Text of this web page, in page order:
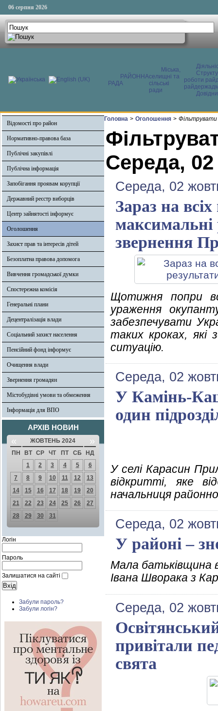
06 серпня 2026
РАЙОННА
РАДА
Міська,
селищні та
сільські
ради
роботи
Відомості про район
Нормативно-правова база
Публічні закупівлі
Публічна інформація
Запобігання проявам корупції
Державний реєстр виборців
Центр зайнятості інформує
Оголошення
Захист прав та інтересів дітей
Безоплатна правова допомога
Вивчення громадської думки
Спостережна комісія
Генеральні плани
Децентралізація влади
Соціальний захист населення
Пенсійний фонд інформує
Очищення влади
Звернення громадян
Містобудівні умови та обмеження
Інформація для ВПО
АРХІВ НОВИН
« ЖОВТЕНЬ 2024 »
ПН ВТ СР ЧТ ПТ СБ
НД
1
2 3 4 5
6
7
8 9 10 11 12
13
14
15 16 17 18 19
20
21
22 23 24 25 26
27
28
29 30 31
Логін
Пароль
Залишатися на сайті
Забули пароль?
Забули логін?
Головна > Оголошення >
Середа,
Середа, 02
Зараз на
максимальні
звернення
Щотижня попри
ураження
забезпечувати
таких кроках, які
ситуацію.
Середа, 02
У Камінь-
один
У селі Карасин
відкритті, яке
начальниця
Середа, 02
У районі –
Мала батьківщина
Івана Шворака з
Середа, 02
привітали
свята